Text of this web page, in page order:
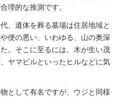
理的な推測です。
、遺体を葬る墓場は住居地域と
便の悪い、いわゆる、山の奥深
。そこに至るには、木が生い茂
ヤマビルといったヒルなどに気
として有名ですが、ウジと同様